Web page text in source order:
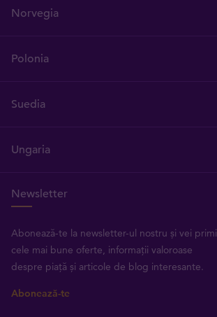
Norvegia
Polonia
Suedia
Ungaria
Newsletter
Abonează-te la newsletter-ul nostru și vei primi
cele mai bune oferte, informații valoroase
despre piață și articole de blog interesante.
Abonează-te